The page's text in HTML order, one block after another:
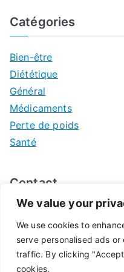
We value your
We use cookies to
serve personalised ads
traffic. By clicking
cookies.
Catégories
Bien-être
Diététique
Général
Médicaments
Perte de poids
Santé
Contact